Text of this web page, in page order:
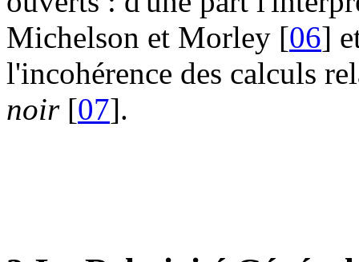
Michelson et Morley [06]
l'incohérence des calculs
noir[07].